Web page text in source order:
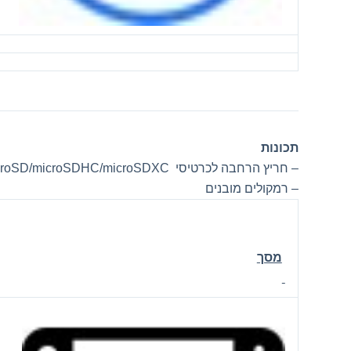
תכונות
– חריץ הרחבה לכרטיסי microSD/microSDHC/microSDXC
– רמקולים מובנים
מסך